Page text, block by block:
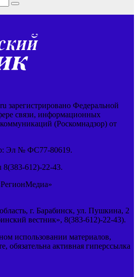
зарегистрировано Федеральной
связи, информационных
(Роскомнадзор) от
Эл № ФС77-80619.
8(383-612)-22-43.
г. Барабинск, ул. Пушкина, 2
вестник», 8(383-612)-22-43).
использовании материалов,
обязательна активная гиперссылка